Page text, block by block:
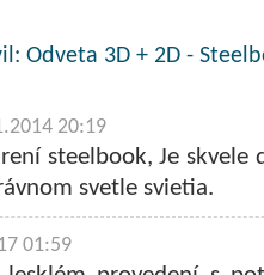
Odveta 3D + 2D -
20:19
steelbook, Je skvele
svetle svietia.
01:59